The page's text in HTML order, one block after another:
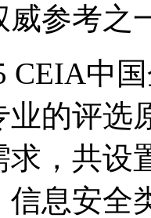
威参考之
CEIA中
业的评选
求，共设
信息安全